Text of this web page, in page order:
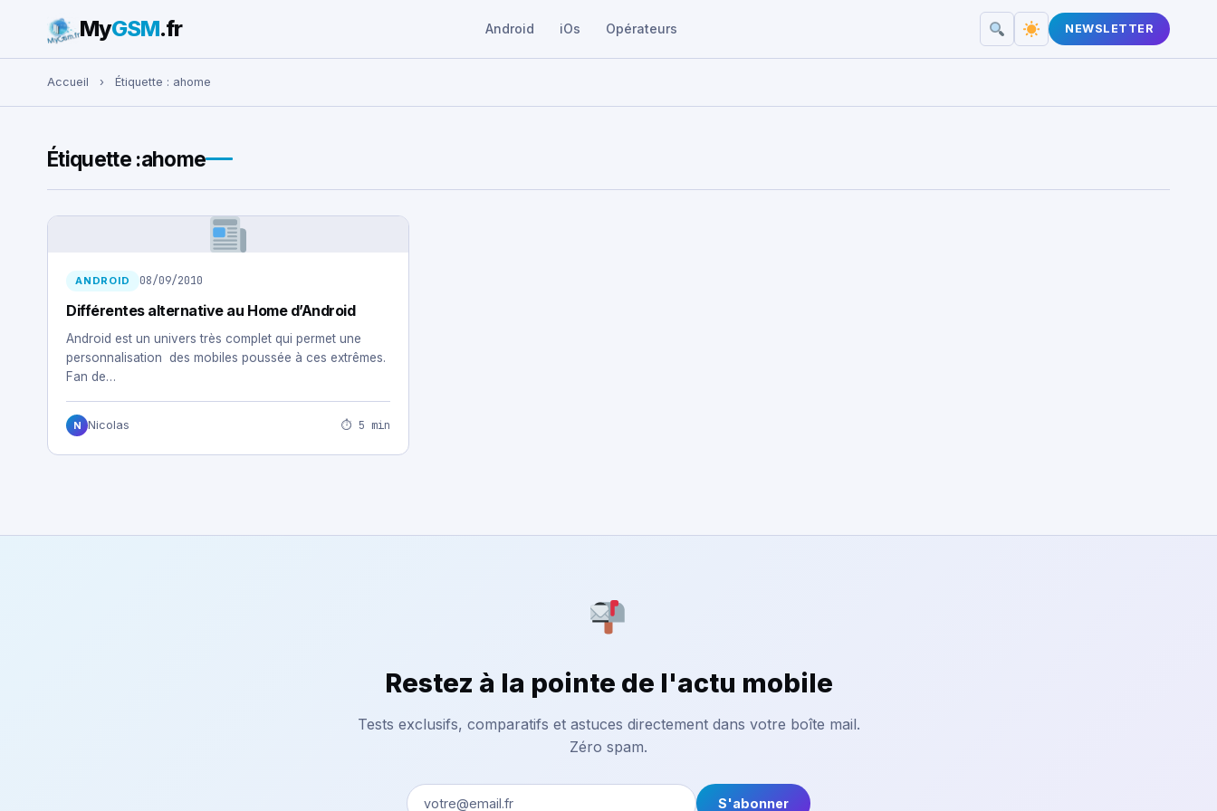
Rechercher :
MyGSM.fr Android iOs Opérateurs NEWSLETTER
Accueil › Étiquette : ahome
Étiquette :ahome
ANDROID 08/09/2010
Différentes alternative au Home d’Android
Android est un univers très complet qui permet une
personnalisation des mobiles poussée à ces extrêmes.
Fan de…
N Nicolas ⏱ 5 min
Restez à la pointe de l'actu mobile
Tests exclusifs, comparatifs et astuces directement dans votre boîte mail.
Zéro spam.
S'abonner